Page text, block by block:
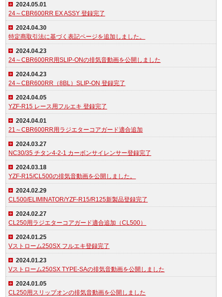
2024.05.01
24～CBR600RR EX ASSY 登録完了
2024.04.30
特定商取引法に基づく表記ページを追加しました。
2024.04.23
24～CBR600RR用SLIP-ONの排気音動画を公開しました
2024.04.23
24～CBR600RR（8BL）SLIP-ON 登録完了
2024.04.05
YZF-R15 レース用フルエキ 登録完了
2024.04.01
21～CBR600RR用ラジエターコアガード適合追加
2024.03.27
NC30/35 チタン4-2-1 カーボンサイレンサー登録完了
2024.03.18
YZF-R15/CL500の排気音動画を公開しました。
2024.02.29
CL500/ELIMINATOR/YZF-R15/R125新製品登録完了
2024.02.27
CL250用ラジエターコアガード適合追加（CL500）
2024.01.25
Vストローム250SX フルエキ登録完了
2024.01.23
Vストローム250SX TYPE-SAの排気音動画を公開しました
2024.01.05
CL250用スリップオンの排気音動画を公開しました